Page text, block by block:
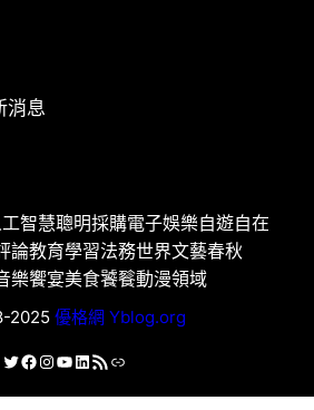
消息
智慧聰明採購電子娛樂自遊自在
論教育學習法務世界文藝春秋
樂饗宴美食饕餮動漫領域
2025 優格網 Yblog.org
X Facebook
Instagram
YouTube
LinkedIn
RSS 資訊提供連結